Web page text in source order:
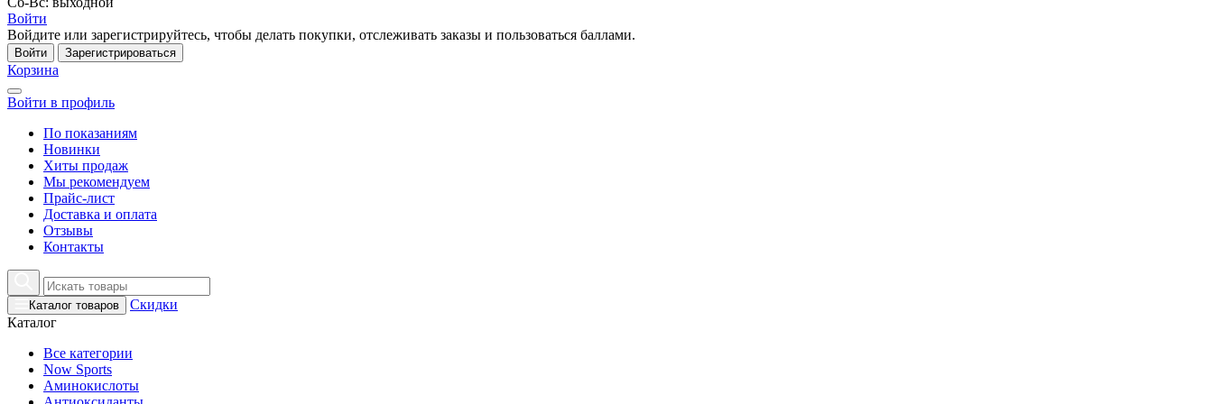
Войти
Войдите или зарегистрируйтесь, чтобы делать покупки, отслеживать заказы и пользоваться баллами.
Войти Зарегистрироваться
Корзина
Войти в профиль
По показаниям
Новинки
Хиты продаж
Мы рекомендуем
Прайс-лист
Доставка и оплата
Отзывы
Контакты
Каталог товаров
Скидки
Каталог
Все категории
Now Sports
Аминокислоты